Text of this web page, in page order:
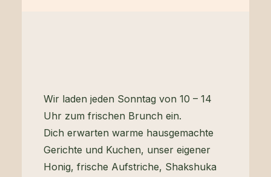
Wir laden jeden Sonntag von 10 – 14
Uhr zum frischen Brunch ein.
Dich erwarten warme hausgemachte
Gerichte und Kuchen, unser eigener
Honig, frische Aufstriche, Shakshuka